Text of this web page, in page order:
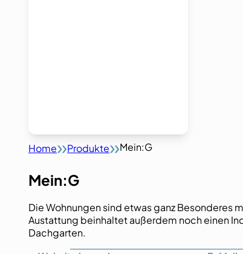
Home Produkte Mein:G
Mein:G
Die Wohnungen sind etwas ganz Besonderes
Austattung beinhaltet außerdem noch einen
Dachgarten.